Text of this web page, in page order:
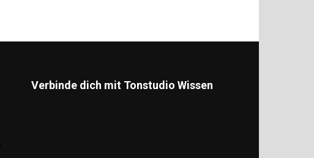
Verbinde dich mit Tonstudio Wissen